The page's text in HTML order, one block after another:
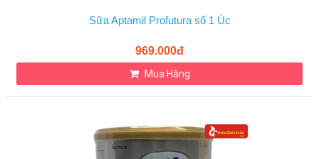
Sữa Aptamil Profutura số 1 Úc
969.000đ
Mua Hàng